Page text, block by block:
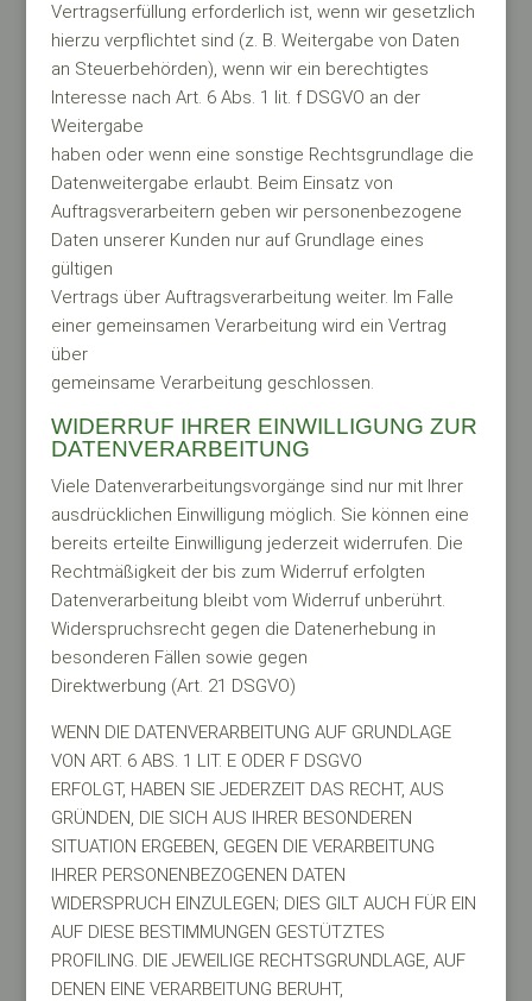
Vertragserfüllung erforderlich ist, wenn wir gesetzlich
hierzu verpflichtet sind (z. B. Weitergabe von Daten
an Steuerbehörden), wenn wir ein berechtigtes
Interesse nach Art. 6 Abs. 1 lit. f DSGVO an der
Weitergabe
haben oder wenn eine sonstige Rechtsgrundlage die
Datenweitergabe erlaubt. Beim Einsatz von
Auftragsverarbeitern geben wir personenbezogene
Daten unserer Kunden nur auf Grundlage eines
gültigen
Vertrags über Auftragsverarbeitung weiter. Im Falle
einer gemeinsamen Verarbeitung wird ein Vertrag
über
gemeinsame Verarbeitung geschlossen.
WIDERRUF IHRER EINWILLIGUNG ZUR
DATENVERARBEITUNG
Viele Datenverarbeitungsvorgänge sind nur mit Ihrer
ausdrücklichen Einwilligung möglich. Sie können eine
bereits erteilte Einwilligung jederzeit widerrufen. Die
Rechtmäßigkeit der bis zum Widerruf erfolgten
Datenverarbeitung bleibt vom Widerruf unberührt.
Widerspruchsrecht gegen die Datenerhebung in
besonderen Fällen sowie gegen
Direktwerbung (Art. 21 DSGVO)
WENN DIE DATENVERARBEITUNG AUF GRUNDLAGE
VON ART. 6 ABS. 1 LIT. E ODER F DSGVO
ERFOLGT, HABEN SIE JEDERZEIT DAS RECHT, AUS
GRÜNDEN, DIE SICH AUS IHRER BESONDEREN
SITUATION ERGEBEN, GEGEN DIE VERARBEITUNG
IHRER PERSONENBEZOGENEN DATEN
WIDERSPRUCH EINZULEGEN; DIES GILT AUCH FÜR EIN
AUF DIESE BESTIMMUNGEN GESTÜTZTES
PROFILING. DIE JEWEILIGE RECHTSGRUNDLAGE, AUF
DENEN EINE VERARBEITUNG BERUHT,